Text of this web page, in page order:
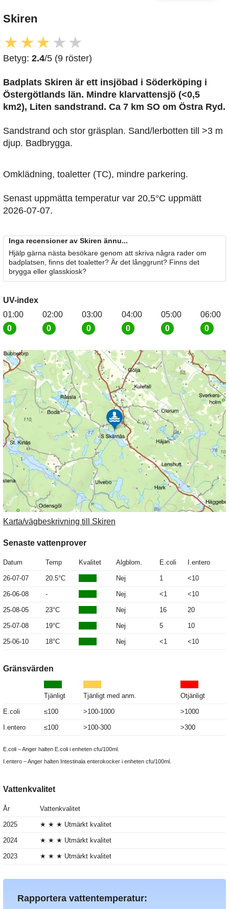
Skiren
★ ★★ ★ ★
Betyg: 2.4/5 (9 röster)
Badplats Skiren är ett insjöbad i Söderköping i
Östergötlands län. Mindre klarvattensjö (<0,5
km2), Liten sandstrand. Ca 7 km SO om Östra Ryd.
Sandstrand och stor gräsplan. Sand/lerbotten till >3 m
djup. Badbrygga.
Omklädning, toaletter (TC), mindre parkering.
Senast uppmätta temperatur var 20,5°C uppmätt
2026-07-07.
Inga recensioner av Skiren ännu...
Hjälp gärna nästa besökare genom att skriva några rader om
badplatsen, finns det toaletter? Är det långgrunt? Finns det
brygga eller glasskiosk?
UV-index
01:00
0
02:00
0
03:00
0
04:00
0
05:00
0
06:00
0
Karta/vägbeskrivning till Skiren
Senaste vattenprover
Datum Temp Kvalitet Algblom. E.coli I.entero
26-07-07 20.5°C Nej 1 <10
26-06-08 - Nej <1 <10
25-08-05 23°C Nej 16 20
25-07-08 19°C Nej 5 10
25-06-10 18°C Nej <1 <10
Gränsvärden
Tjänligt Tjänligt med anm. Otjänligt
E.coli ≤100 >100-1000 >1000
I.entero ≤100 >100-300 >300
E.coli – Anger halten E.coli i enheten cfu/100ml.
I.entero – Anger halten Intestinala enterokocker i enheten cfu/100ml.
Vattenkvalitet
År Vattenkvalitet
2025 ★ ★ ★ Utmärkt kvalitet
2024 ★ ★ ★ Utmärkt kvalitet
2023 ★ ★ ★ Utmärkt kvalitet
Rapportera vattentemperatur: